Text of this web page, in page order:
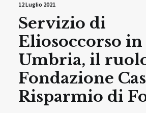
12 Luglio 2021
Servizio di
Eliosoccorso in
Umbria, il
Fondazione
Risparmio di